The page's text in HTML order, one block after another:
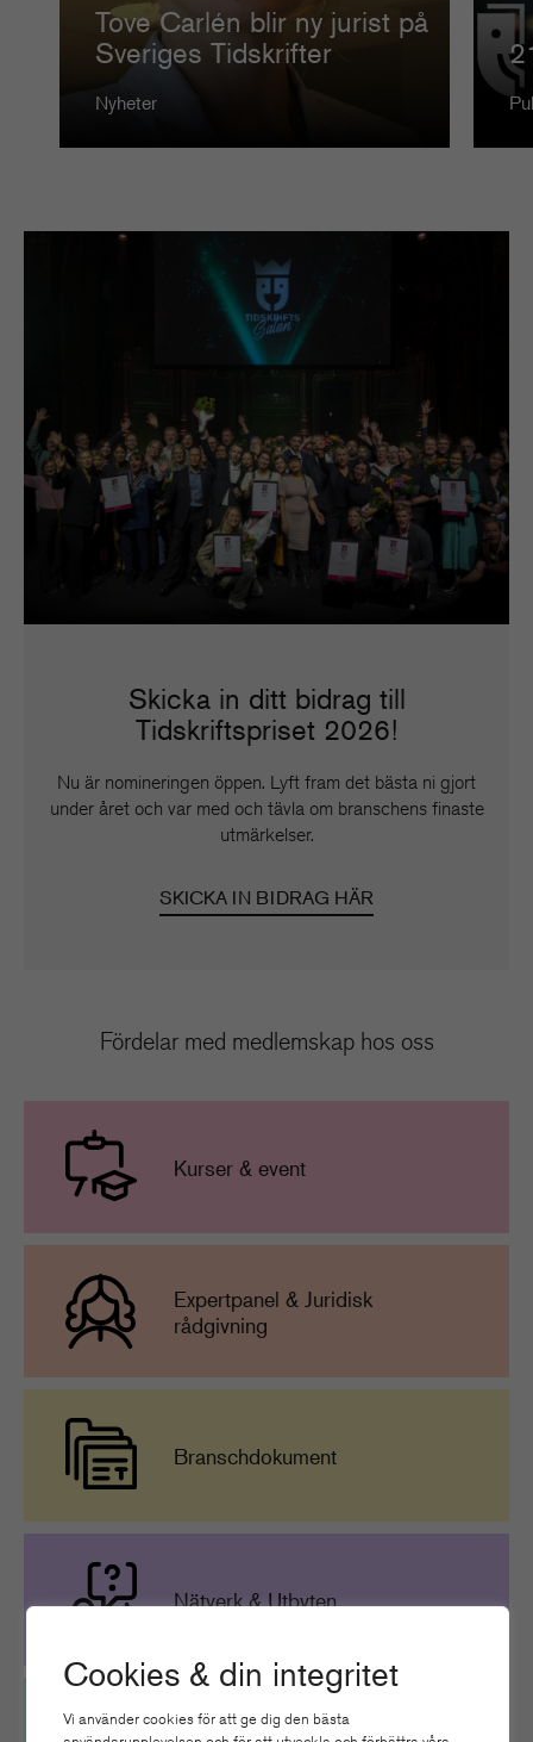
Cookies & din integritet
Vi använder cookies för att ge dig den bästa
Tove Carlén blir ny jurist på
Sveriges Tidskrifter
Nyheter
Skicka in ditt bidrag till
Tidskriftspriset 2026!
Nu är nomineringen öppen. Lyft fram det bästa ni gjort
under året och var med och tävla om branschens finaste
utmärkelser.
SKICKA IN BIDRAG HÄR
Fördelar med medlemskap hos oss
Kurser & event
Expertpanel & Juridisk
rådgivning
Branschdokument
Nätverk & Utbyten